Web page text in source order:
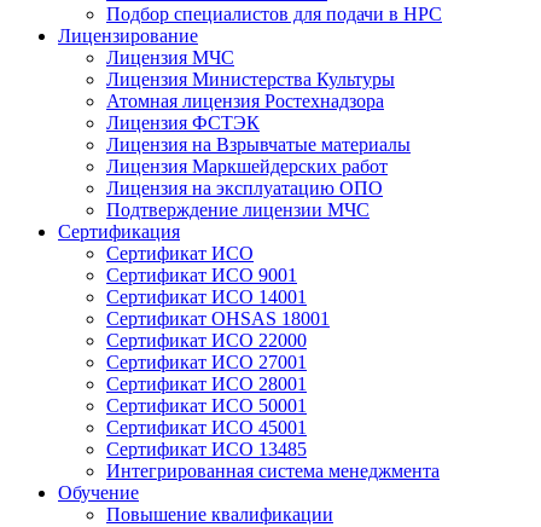
Подбор специалистов для подачи в НРС
Лицензирование
Лицензия МЧС
Лицензия Министерства Культуры
Атомная лицензия Ростехнадзора
Лицензия ФСТЭК
Лицензия на Взрывчатые материалы
Лицензия Маркшейдерских работ
Лицензия на эксплуатацию ОПО
Подтверждение лицензии МЧС
Сертификация
Сертификат ИСО
Сертификат ИСО 9001
Сертификат ИСО 14001
Сертификат OHSAS 18001
Сертификат ИСО 22000
Сертификат ИСО 27001
Сертификат ИСО 28001
Сертификат ИСО 50001
Сертификат ИСО 45001
Сертификат ИСО 13485
Интегрированная система менеджмента
Обучение
Повышение квалификации